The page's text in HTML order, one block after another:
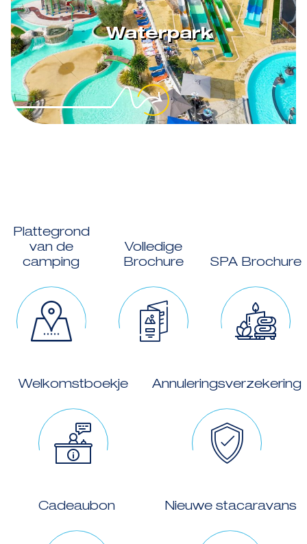
Waterpark
Plattegrond
van de
camping
Volledige
Brochure
SPA Brochure
Welkomstboekje Annuleringsverzekering
Cadeaubon Nieuwe stacaravans